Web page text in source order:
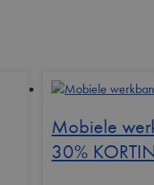
Mobiele
30%